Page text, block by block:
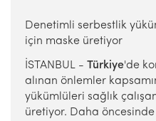
Denetimli serbestlik
için maske üretiyor
İSTANBUL - Türkiye'de
alınan önlemler
yükümlüleri sağlık
üretiyor. Daha